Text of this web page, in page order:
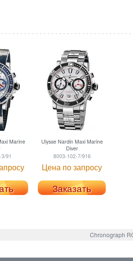
Marine
91
Ulysse NardinMaxi Marine
Diver
8003-102-7/916
Цена по запросу
Заказать
Chronograph